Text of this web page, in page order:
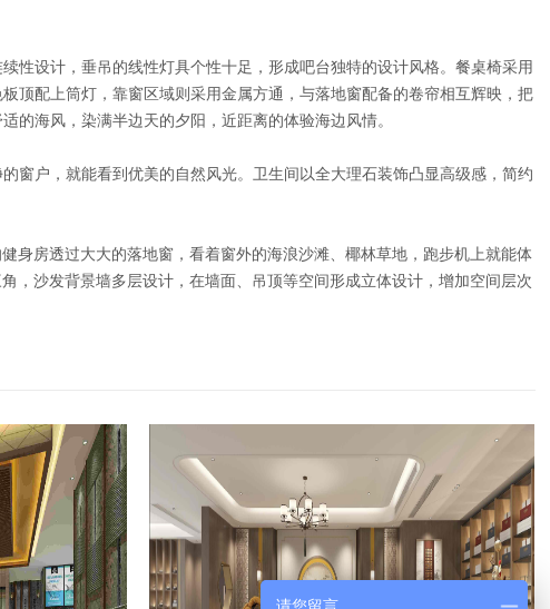
性设计，垂吊的线性灯具个性十足，形成吧台独特的设计风格。餐桌椅采用
顶配上筒灯，靠窗区域则采用金属方通，与落地窗配备的卷帘相互辉映，把
的海风，染满半边天的夕阳，近距离的体验海边风情。
窗户，就能看到优美的自然风光。卫生间以全大理石装饰凸显高级感，简约
身房透过大大的落地窗，看着窗外的海浪沙滩、椰林草地，跑步机上就能体
，沙发背景墙多层设计，在墙面、吊顶等空间形成立体设计，增加空间层次